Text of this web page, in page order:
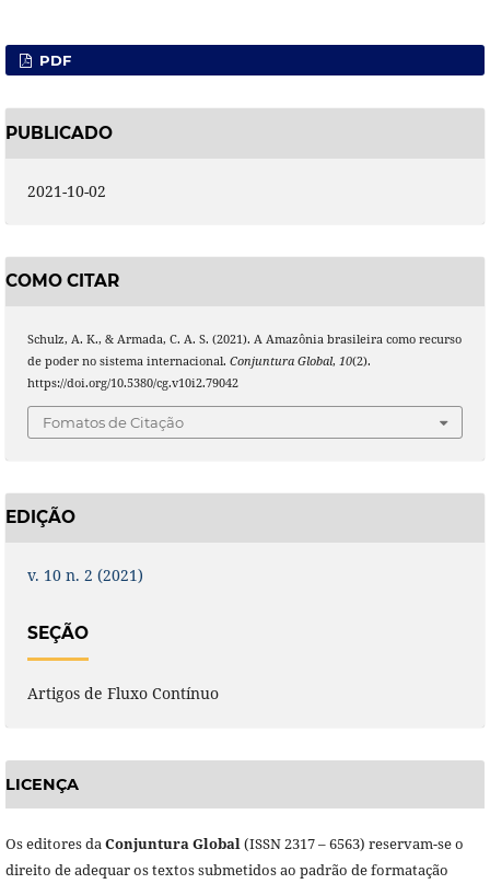
PDF
PUBLICADO
2021-10-02
COMO CITAR
Schulz, A. K., & Armada, C. A. S. (2021). A Amazônia brasileira como recurso
de poder no sistema internacional. Conjuntura Global, 10(2).
https://doi.org/10.5380/cg.v10i2.79042
Fomatos de Citação
EDIÇÃO
v. 10 n. 2 (2021)
SEÇÃO
Artigos de Fluxo Contínuo
LICENÇA
Os editores daConjuntura Global(ISSN 2317 – 6563) reservam-se o
direito de adequar os textos submetidos ao padrão de formatação